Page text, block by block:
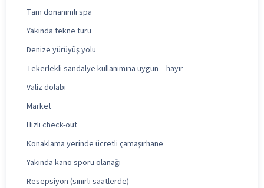
Tam donanımlı spa
Yakında tekne turu
Denize yürüyüş yolu
Tekerlekli sandalye kullanımına uygun – hayır
Valiz dolabı
Market
Hızlı check-out
Konaklama yerinde ücretli çamaşırhane
Yakında kano sporu olanağı
Resepsiyon (sınırlı saatlerde)